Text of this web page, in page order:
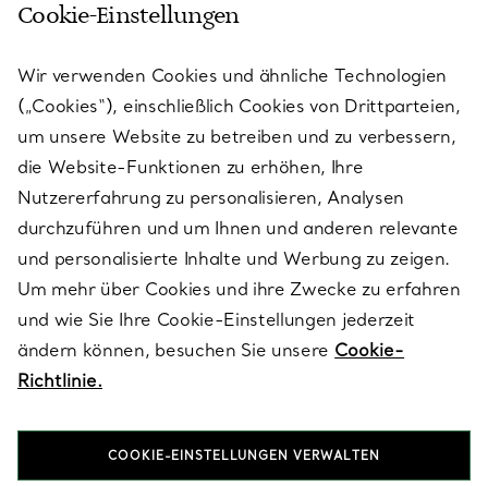
KUNDENSERVICE
SERVICES
ÜBER TIFFANY & CO.
RECHTLICHE HINWEISE
FOLGEN SIE UNS
Cookie-Einstellungen
Wir verwenden Cookies und ähnliche Technologien
(„Cookies“), einschließlich Cookies von Drittparteien,
um unsere Website zu betreiben und zu verbessern,
die Website-Funktionen zu erhöhen, Ihre
Nutzererfahrung zu personalisieren, Analysen
durchzuführen und um Ihnen und anderen relevante
und personalisierte Inhalte und Werbung zu zeigen.
Um mehr über Cookies und ihre Zwecke zu erfahren
und wie Sie Ihre Cookie-Einstellungen jederzeit
ändern können, besuchen Sie unsere Cookie-
Richtlinie.
COOKIE-EINSTELLUNGEN VERWALTEN